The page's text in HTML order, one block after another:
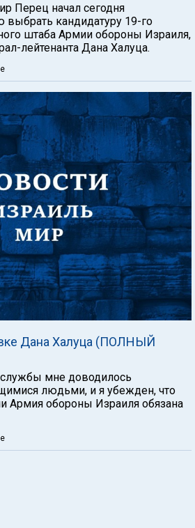
Перец начал сегодня
выбрать кандидатуру 19-го
штаба Армии обороны Израиля,
лейтенанта Дана Халуца.
Дана Халуца (ПОЛНЫЙ
мне доводилось
людьми, и я убежден, что
Армия обороны Израиля обязана